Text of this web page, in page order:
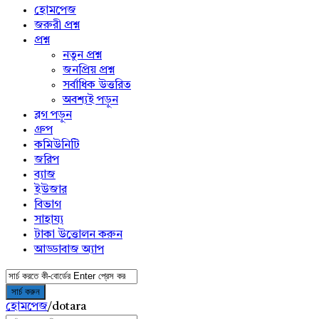
menu
হোমপেজ
জরুরী প্রশ্ন
প্রশ্ন
নতুন প্রশ্ন
জনপ্রিয় প্রশ্ন
সর্বাধিক উত্তরিত
অবশ্যই পড়ুন
ব্লগ পড়ুন
গ্রুপ
কমিউনিটি
জরিপ
ব্যাজ
ইউজার
বিভাগ
সাহায্য
টাকা উত্তোলন করুন
আড্ডাবাজ অ্যাপ
হোমপেজ/dotara